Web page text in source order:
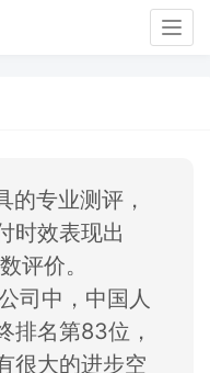
的专业测评，
时效表现出
评价。
司中，中国人
排名第83位，
很大的进步空